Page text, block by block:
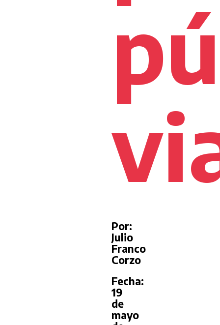
Por:
Julio
Franco
Corzo
Fecha:
19
de
mayo